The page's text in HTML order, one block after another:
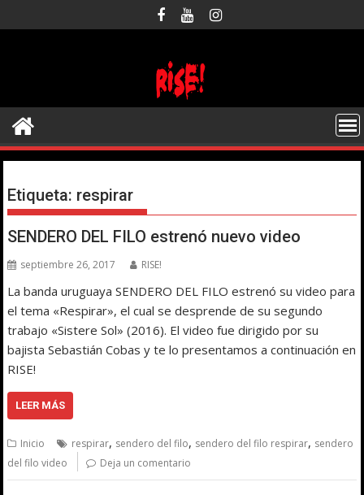
al
Etiqueta: respirar
SENDERO DEL FILO estrenó nuevo video
septiembre 26, 2017 RISE!
La banda uruguaya SENDERO DEL FILO estrenó su video para
el tema «Respirar», el cual se desprende de su segundo
trabajo «Sistere Sol» (2016). El video fue dirigido por su
bajista Sebastián Cobas y te lo presentamos a continuación en
RISE!
LEER MÁS
Inicio respirar, sendero del filo, sendero del filo respirar, sendero
del filo video
Deja un comentario